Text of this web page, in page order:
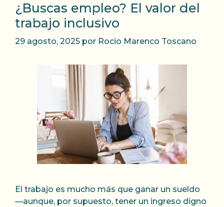
¿Buscas empleo? El valor del
trabajo inclusivo
29 agosto, 2025 por Rocio Marenco Toscano
El trabajo es mucho más que ganar un sueldo
—aunque, por supuesto, tener un ingreso digno